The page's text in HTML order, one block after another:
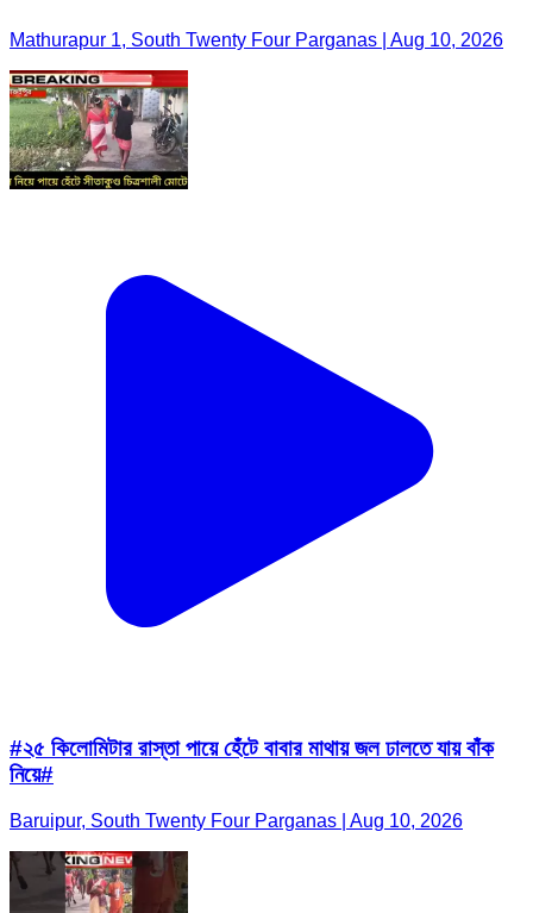
Mathurapur 1, South Twenty Four Parganas | Aug 10, 2026
#২৫ কিলোমিটার রাস্তা পায়ে হেঁটে বাবার মাথায় জল ঢালতে যায় বাঁক
নিয়ে#
Baruipur, South Twenty Four Parganas | Aug 10, 2026